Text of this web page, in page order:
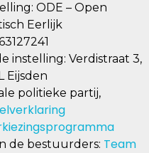
ODE – Open
Eerlijk
instelling: Verdistraat 3,
Eijsden
politieke partij,
de bestuurders: Team